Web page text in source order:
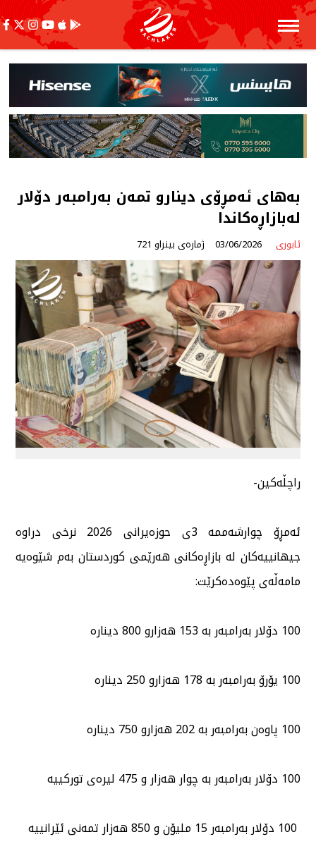
بەهای ئەمڕۆی دینارو تمەن بەرامبەر دۆلار
لەبازاڕەكاندا
ئابوری 03/06/2026 ژمارەی بینراو 721
راچڵەكین-
ئەمڕۆ چوارشەممە 3ی حوزەیرانی 2026 نرخی دراوە
جیهانییەكان لە بازاڕەكانی هەرێمی كوردستان بەم شێوەیە
مامەڵەی پێوەدەكرێت:
100 دۆلار بەرامبەر بە 153 هەزارو 800 دینارە
100 یۆرۆ بەرامبەر بە 178 هەزارو 250 دینارە
100 پاوەن بەرامبەر بە 202 هەزارو 750 دینارە
100 دۆلار بەرامبەر بە چوار هەزار و 475 لیرەی توركییە
100 دۆلار بەرامبەر 15 ملیۆن و 850 هەزار تمەنی ئێرانییە